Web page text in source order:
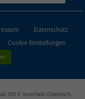
Datenschutz
Cookie-Einstellungen
100 € innerhalb Österreich,